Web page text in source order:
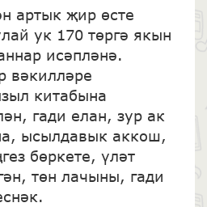
артык җир өсте
ук 170 төргә якын
исәпләнә.
вәкилләре
китабына
гади елан, зур ак
ысылдавык аккош,
бөркете, үләт
төн лачыны, гади